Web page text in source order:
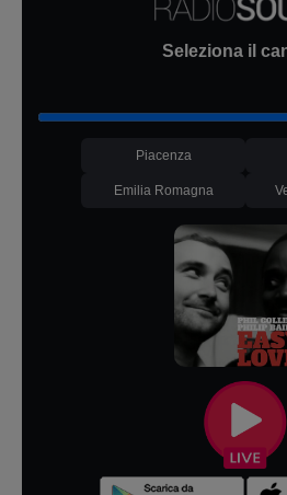
Seleziona il
Piacenza
Emilia Romagna